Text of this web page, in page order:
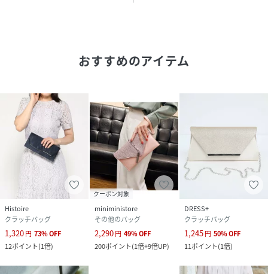
おすすめのアイテム
Histoire
クラッチバッグ
1,320円 73%OFF
12ポイント(1倍)
クーポン対象
miniministore
その他のバッグ
2,290円 49%OFF
200ポイント(1倍+9倍UP)
DRESS+
クラッチバッグ
1,245円 50%OFF
11ポイント(1倍)